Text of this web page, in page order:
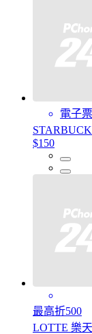
電子
$150
最高折500
LOTTE 樂